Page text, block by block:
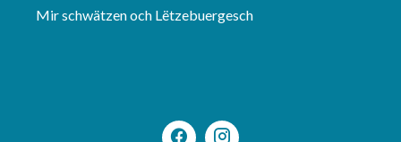
Mir schwätzen och Lëtzebuergesch